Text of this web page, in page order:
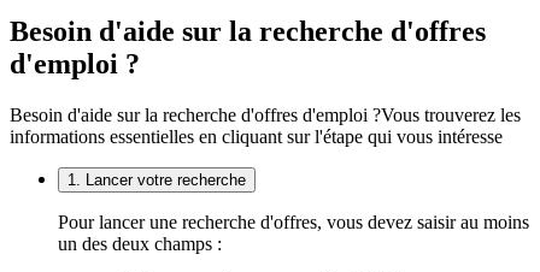
Besoin d'aide sur la recherche d'offres
d'emploi ?
Besoin d'aide sur la recherche d'offres d'emploi ?Vous trouverez les
informations essentielles en cliquant sur l'étape qui vous intéresse
1. Lancer votre recherche
Pour lancer une recherche d'offres, vous devez saisir au moins
un des deux champs :